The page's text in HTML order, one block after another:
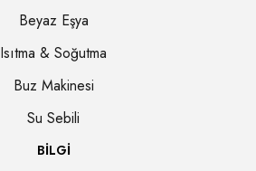
Beyaz Eşya
Isıtma & Soğutma
Buz Makinesi
Su Sebili
BILGI